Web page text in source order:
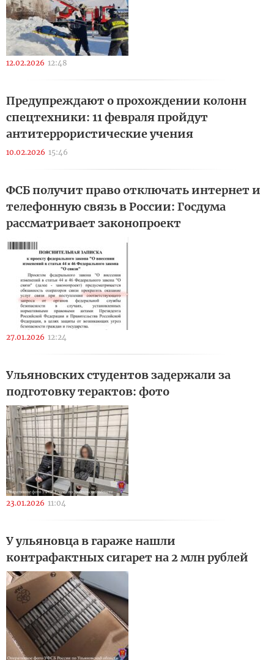
12.02.2026 12:48
Предупреждают о прохождении колонн
спецтехники: 11 февраля пройдут
антитеррористические учения
10.02.2026 15:46
ФСБ получит право отключать интернет и
телефонную связь в России: Госдума
рассматривает законопроект
27.01.2026 12:24
Ульяновских студентов задержали за
подготовку терактов: фото
23.01.2026 11:04
У ульяновца в гараже нашли
контрафактных сигарет на 2 млн рублей